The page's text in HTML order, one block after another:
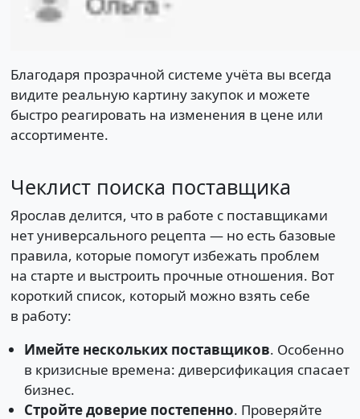
Благодаря прозрачной системе учёта вы всегда
видите реальную картину закупок и можете
быстро реагировать на изменения в цене или
ассортименте.
Чеклист поиска поставщика
Ярослав делится, что в работе с поставщиками
нет универсального рецепта — но есть базовые
правила, которые помогут избежать проблем
на старте и выстроить прочные отношения. Вот
короткий список, который можно взять себе
в работу:
Имейте нескольких поставщиков. Особенно
в кризисные времена: диверсификация спасает
бизнес.
Стройте доверие постепенно. Проверяйте